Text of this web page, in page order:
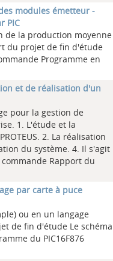
modules émetteur -
PIC
de la production moyenne
du projet de fin d'étude
Programme en
et de réalisation d'un
pour la gestion de
1. L'étude et la
2. La réalisation
du système. 4. Il s'agit
Rapport du
par carte à puce
ou en un langage
de fin d'étude Le schéma
du PIC16F876